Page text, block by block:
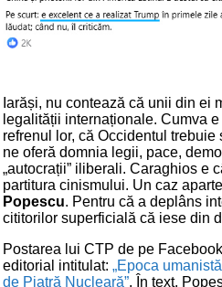
Iarăși, nu contează că unii din ei
legalității internaționale. Cumva
refrenul lor, că Occidentul
ne oferă domnia legii, pace,
„autocrații” iliberali. Caraghios e
partitura cinismului. Un caz
Popescu. Pentru că a deplâns
cititorilor superficială că iese din
Postarea lui CTP de pe
editorial intitulat: „Epoca
de Piatră Nucleară”. În text,